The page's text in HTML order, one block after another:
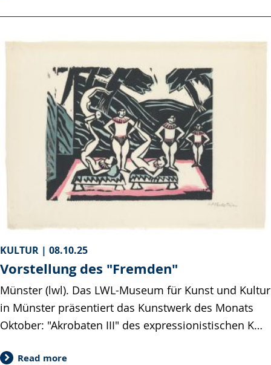
KULTUR | 08.10.25
Vorstellung des "Fremden"
Münster (lwl). Das LWL-Museum für Kunst und Kultur
in Münster präsentiert das Kunstwerk des Monats
Oktober: "Akrobaten III" des expressionistischen K…
Read more